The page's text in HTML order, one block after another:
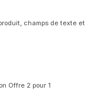
champs de texte et
Offre 2 pour 1